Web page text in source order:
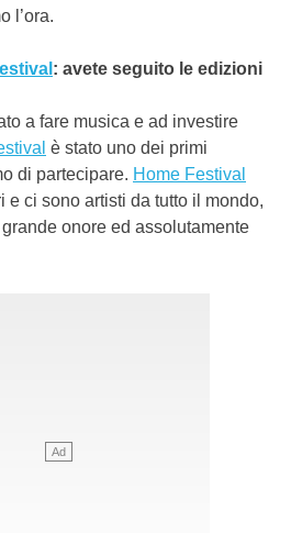
l’ora.
: avete seguito le edizioni
a fare musica e ad investire
è stato uno dei primi
di partecipare. Home Festival
e ci sono artisti da tutto il mondo,
onore ed assolutamente